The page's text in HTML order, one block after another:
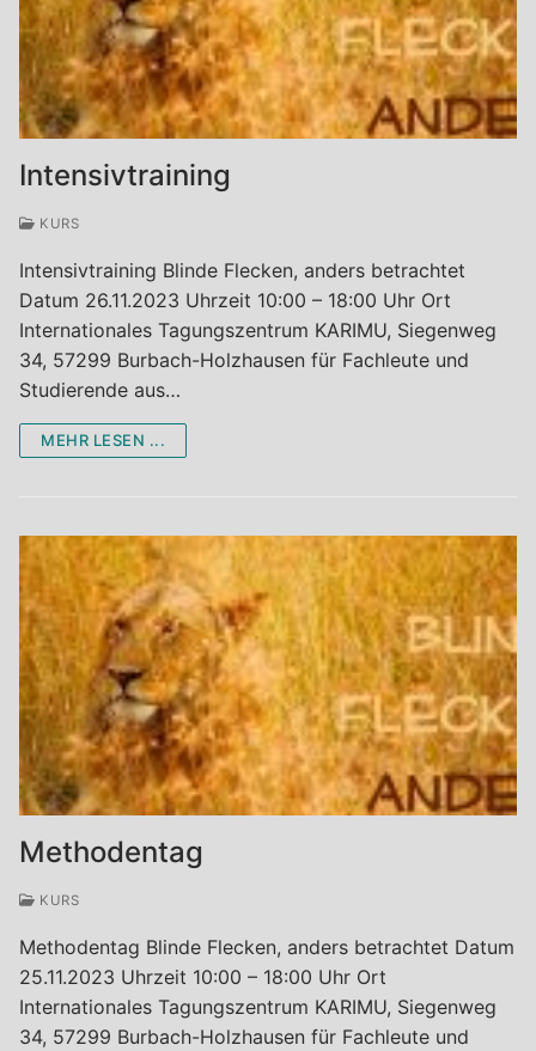
Intensivtraining
KURS
Intensivtraining Blinde Flecken, anders betrachtet
Datum 26.11.2023 Uhrzeit 10:00 – 18:00 Uhr Ort
Internationales Tagungszentrum KARIMU, Siegenweg
34, 57299 Burbach-Holzhausen für Fachleute und
Studierende aus…
MEHR LESEN ...
Methodentag
KURS
Methodentag Blinde Flecken, anders betrachtet Datum
25.11.2023 Uhrzeit 10:00 – 18:00 Uhr Ort
Internationales Tagungszentrum KARIMU, Siegenweg
34, 57299 Burbach-Holzhausen für Fachleute und